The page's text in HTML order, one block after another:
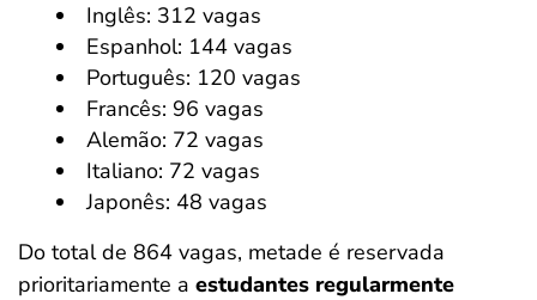
Inglês: 312 vagas
Espanhol: 144 vagas
Português: 120 vagas
Francês: 96 vagas
Alemão: 72 vagas
Italiano: 72 vagas
Japonês: 48 vagas
Do total de 864 vagas, metade é reservada
prioritariamente a estudantes regularmente